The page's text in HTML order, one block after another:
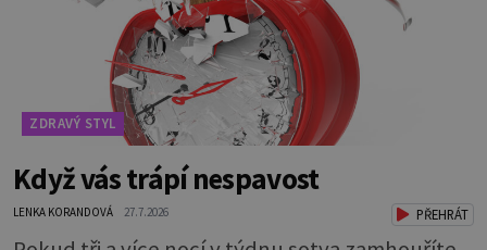
ZDRAVÝ STYL
Když vás trápí nespavost
LENKA KORANDOVÁ 27.7.2026 PŘEHRÁT